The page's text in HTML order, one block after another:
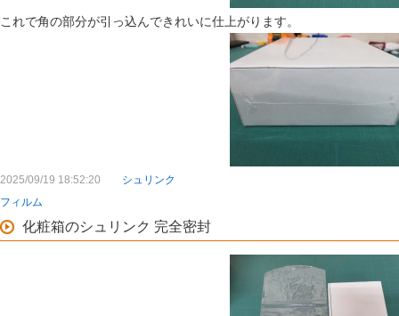
これで角の部分が引っ込んできれいに仕上がります。
2025/09/19 18:52:20 シュリンク
フィルム
化粧箱のシュリンク 完全密封